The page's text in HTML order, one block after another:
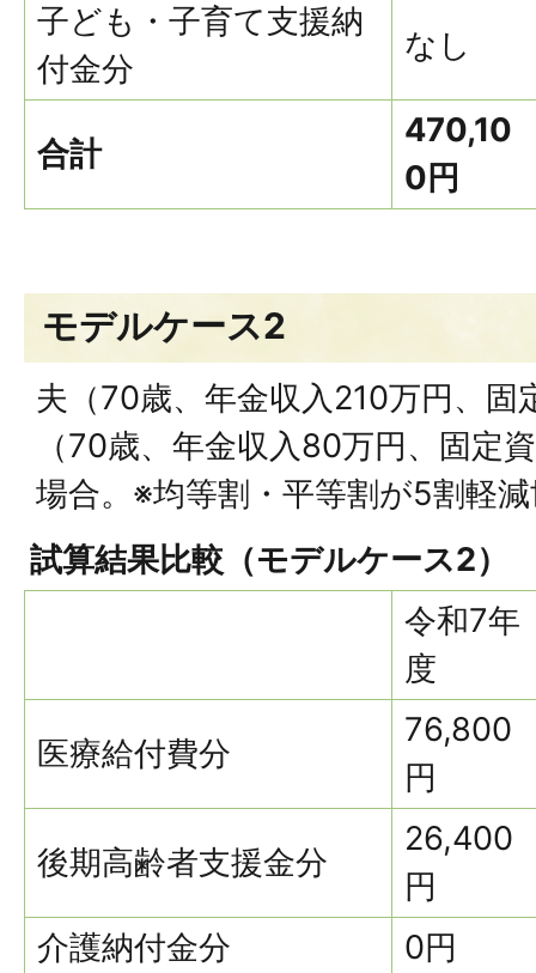
子ども・子育て支援納
付金分
なし
合計
470,10
0円
モデルケース2
夫（70歳、年金収入210万円、固
（70歳、年金収入80万円、固定
場合。※均等割・平等割が5割軽
試算結果比較（モデルケース2）
令和7年
度
医療給付費分
76,800
円
後期高齢者支援金分
26,400
円
介護納付金分
0円